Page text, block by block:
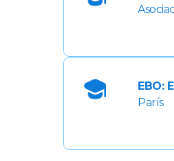
EBO:
París